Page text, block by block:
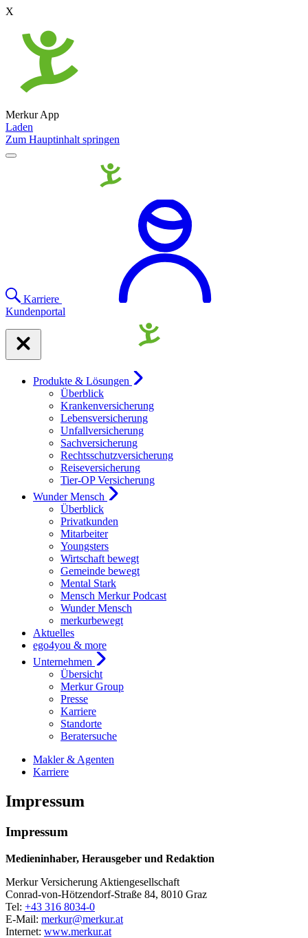
X
Merkur App
Laden
Zum Hauptinhalt springen
Karriere
Kundenportal
Produkte & Lösungen
Überblick
Krankenversicherung
Lebensversicherung
Unfallversicherung
Sachversicherung
Rechtsschutzversicherung
Reiseversicherung
Tier-OP Versicherung
Wunder Mensch
Überblick
Privatkunden
Mitarbeiter
Youngsters
Wirtschaft bewegt
Gemeinde bewegt
Mental Stark
Mensch Merkur Podcast
Wunder Mensch
merkurbewegt
Aktuelles
ego4you & more
Unternehmen
Übersicht
Merkur Group
Presse
Karriere
Standorte
Beratersuche
Makler & Agenten
Karriere
Impressum
Impressum
Medieninhaber, Herausgeber und Redaktion
Merkur Versicherung Aktiengesellschaft
Conrad-von-Hötzendorf-Straße 84, 8010 Graz
Tel: +43 316 8034-0
E-Mail: merkur@merkur.at
Internet: www.merkur.at